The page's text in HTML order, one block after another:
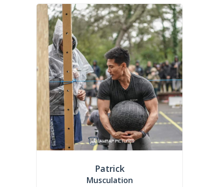
Patrick
Musculation